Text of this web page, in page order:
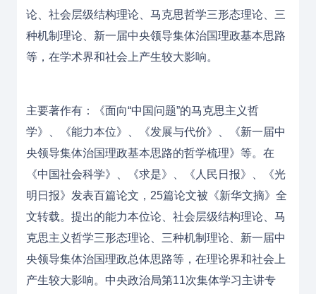
论、社会层级结构理论、马克思哲学三形态理论、三
种机制理论、新一届中央领导集体治国理政基本思路
等，在学术界和社会上产生较大影响。
主要著作有：《面向“中国问题”的马克思主义哲
学》、《能力本位》、《发展与代价》、《新一届中
央领导集体治国理政基本思路的哲学梳理》等。在
《中国社会科学》、《求是》、《人民日报》、《光
明日报》发表百篇论文，25篇论文被《新华文摘》全
文转载。提出的能力本位论、社会层级结构理论、马
克思主义哲学三形态理论、三种机制理论、新一届中
央领导集体治国理政总体思路等，在理论界和社会上
产生较大影响。中央政治局第11次集体学习主讲专